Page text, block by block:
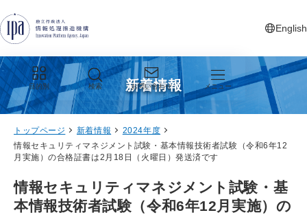
English
新しいタ
目的別 検索 お問い合わせ メニュー
新着情報
トップページ 新着情報
2024年度
情報セキュリティマネジメント試験・基本情報技術者試験（令和6年12
月実施）の合格証書は2月18日（火曜日）発送済です
情報セキュリティマネジメント試験・基
本情報技術者試験（令和6年12月実施）の